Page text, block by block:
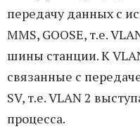
передачу данных с
MMS, GOOSE, т.е.
шины станции. К
связанные с
SV, т.е. VLAN 2
процесса.